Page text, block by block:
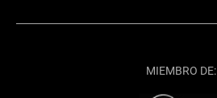
MIEMBRO DE: